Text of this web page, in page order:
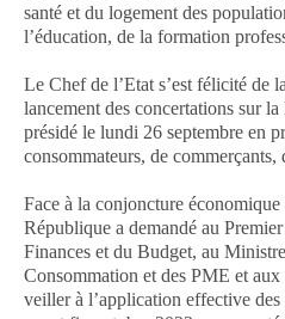
santé et du logement des
l’éducation, de la formation
Le Chef de l’Etat s’est félicité de
lancement des concertations sur
présidé le lundi 26 septembre en
consommateurs, de commerçants,
Face à la conjoncture
République a demandé au
Finances et du Budget, au
Consommation et des PME et
veiller à l’application effective des